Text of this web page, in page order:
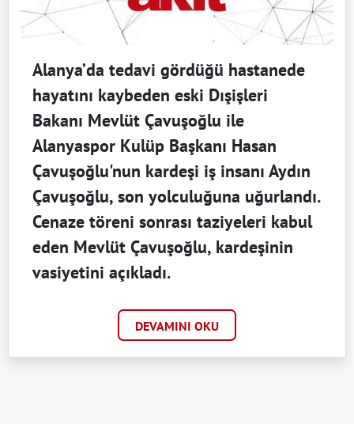
Alanya’da tedavi gördüğü hastanede
hayatını kaybeden eski Dışişleri
Bakanı Mevlüt Çavuşoğlu ile
Alanyaspor Kulüp Başkanı Hasan
Çavuşoğlu'nun kardeşi iş insanı Aydın
Çavuşoğlu, son yolculuğuna uğurlandı.
Cenaze töreni sonrası taziyeleri kabul
eden Mevlüt Çavuşoğlu, kardeşinin
vasiyetini açıkladı.
DEVAMINI OKU